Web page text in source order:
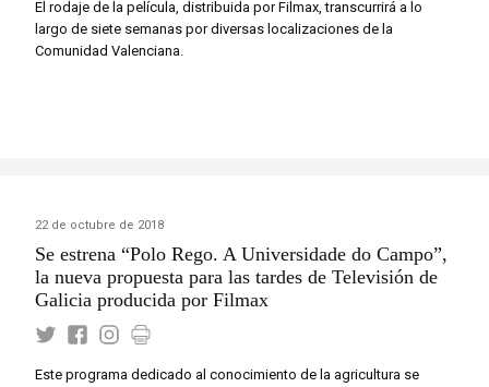
El rodaje de la película, distribuida por Filmax, transcurrirá a lo
largo de siete semanas por diversas localizaciones de la
Comunidad Valenciana.
22 de octubre de 2018
Se estrena “Polo Rego. A Universidade do Campo”,
la nueva propuesta para las tardes de Televisión de
Galicia producida por Filmax
Este programa dedicado al conocimiento de la agricultura se